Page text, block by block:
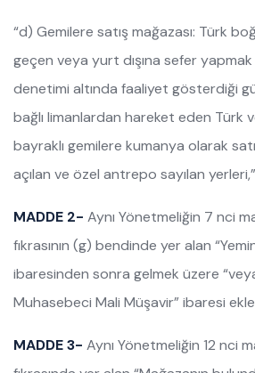
“d) Gemilere satış mağazası: Türk
geçen veya yurt dışına sefer yapmak
denetimi altında faaliyet gösterdiği
bağlı limanlardan hareket eden Türk
bayraklı gemilere kumanya olarak
açılan ve özel antrepo sayılan yerleri,”
MADDE 2- Aynı Yönetmeliğin 7 nci
fıkrasının (g) bendinde yer alan
ibaresinden sonra gelmek üzere
Muhasebeci Mali Müşavir” ibaresi
MADDE 3- Aynı Yönetmeliğin 12 nci